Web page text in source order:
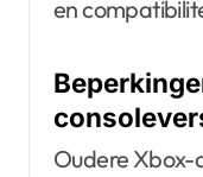
en
Oudere Xbox-